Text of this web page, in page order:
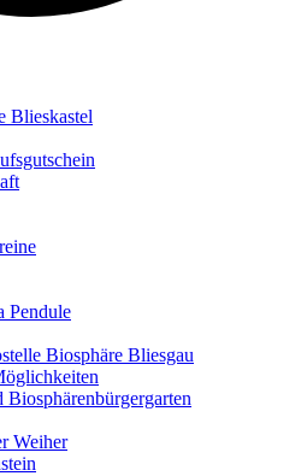
Blieskastel
Pendule
Biosphäre Bliesgau
Biosphärenbürgergarten
Weiher